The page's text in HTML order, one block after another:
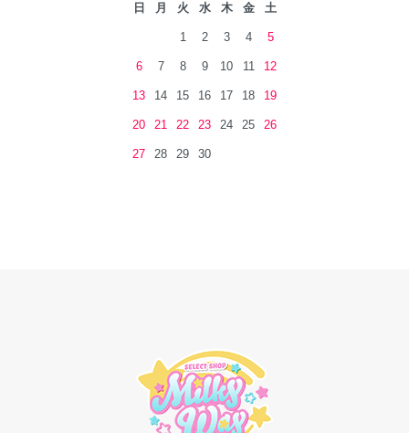
日 月 火 水 木 金 土
1 2 3 4 5
6 7 8 9 10 11 12
13 14 15 16 17 18 19
20 21 22 23 24 25 26
27 28 29 30